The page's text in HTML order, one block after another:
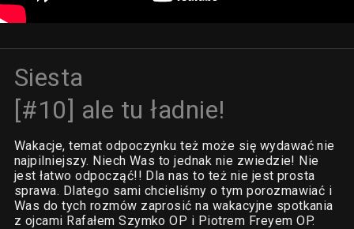
Siesta
[#10] ale tu ładnie!
Wakacje, temat odpoczynku też może się wydawać nie
najpilniejszy. Niech Was to jednak nie zwiedzie! Nie
jest łatwo odpocząć!! Dla nas to też nie jest prosta
sprawa. Dlatego sami chcieliśmy o tym porozmawiać i
Was do tych rozmów zaprosić na wakacyjne spotkania
z ojcami Rafałem Szymko OP i Piotrem Freyem OP.